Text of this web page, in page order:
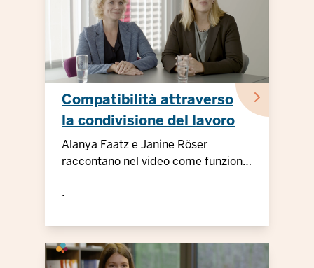
Compatibilità attraverso
la condivisione del lavoro
Alanya Faatz e Janine Röser
raccontano nel video come funziona
lavoro
.